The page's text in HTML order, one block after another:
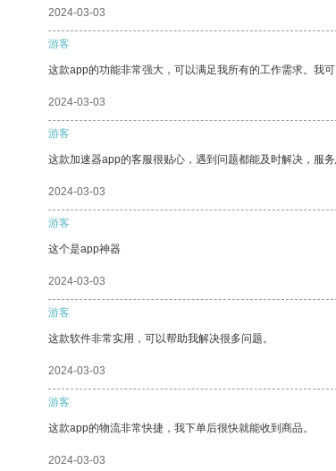
2024-03-03
游客
这款app的功能非常强大，可以满足我所有的工作需求。我
2024-03-03
游客
这款加速器app的客服很贴心，遇到问题都能及时解决，服务
2024-03-03
游客
这个是app神器
2024-03-03
游客
这款软件非常实用，可以帮助我解决很多问题。
2024-03-03
游客
这款app的物流非常快捷，我下单后很快就能收到商品。
2024-03-03